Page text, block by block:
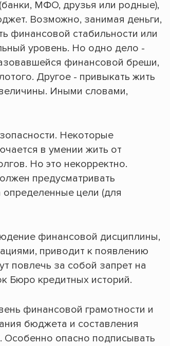
МФО, друзья или родные),
Возможно, занимая деньги,
финансовой стабильности или
уровень. Но одно дело -
финансовой бреши,
Другое - привыкать жить
Иными словами,
Некоторые
в умении жить от
Но это некорректно.
предусматривать
цели (для
финансовой дисциплины,
приводит к появлению
повлечь за собой запрет на
Бюро кредитных историй.
финансовой грамотности и
бюджета и составления
Особенно опасно подписывать